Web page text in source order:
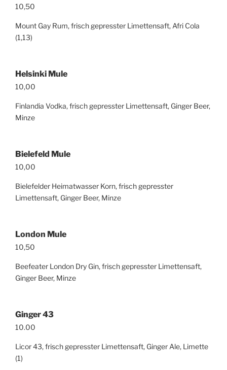
10,50
Mount Gay Rum, frisch gepresster Limettensaft, Afri Cola
(1,13)
Helsinki Mule
10,00
Finlandia Vodka, frisch gepresster Limettensaft, Ginger Beer,
Minze
Bielefeld Mule
10,00
Bielefelder Heimatwasser Korn, frisch gepresster
Limettensaft, Ginger Beer, Minze
London Mule
10,50
Beefeater London Dry Gin, frisch gepresster Limettensaft,
Ginger Beer, Minze
Ginger 43
10.00
Licor 43, frisch gepresster Limettensaft, Ginger Ale, Limette
(1)